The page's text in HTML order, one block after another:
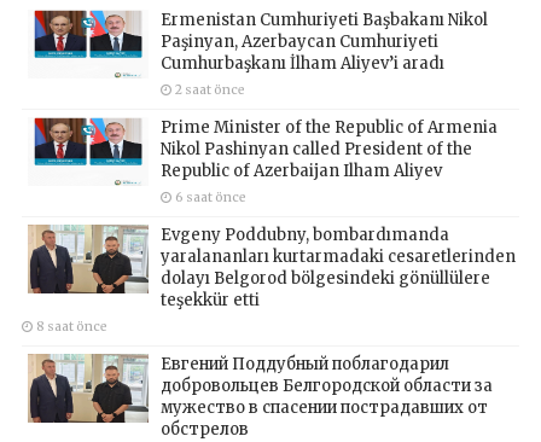
Ermenistan Cumhuriyeti Başbakanı Nikol
Paşinyan, Azerbaycan Cumhuriyeti
Cumhurbaşkanı İlham Aliyev’i aradı
2 saat önce
Prime Minister of the Republic of Armenia
Nikol Pashinyan called President of the
Republic of Azerbaijan Ilham Aliyev
6 saat önce
Evgeny Poddubny, bombardımanda
yaralananları kurtarmadaki cesaretlerinden
dolayı Belgorod bölgesindeki gönüllülere
teşekkür etti
8 saat önce
Евгений Поддубный поблагодарил
добровольцев Белгородской области за
мужество в спасении пострадавших от
обстрелов